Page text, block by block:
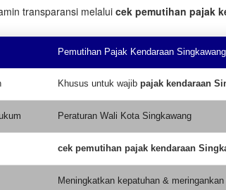
transparansi melaluicek pemutihan pajak
Pemutihan Pajak Kendaraan Singkawang
Khusus untuk wajib pajak kendaraan
Peraturan Wali Kota Singkawang
cek pemutihan pajak kendaraan
Meningkatkan kepatuhan &